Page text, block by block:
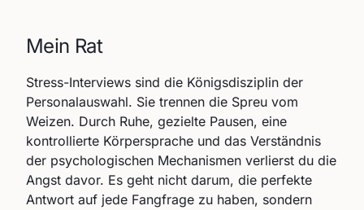
Mein Rat
Stress-Interviews sind die Königsdisziplin der
Personalauswahl. Sie trennen die Spreu vom
Weizen. Durch Ruhe, gezielte Pausen, eine
kontrollierte Körpersprache und das Verständnis
der psychologischen Mechanismen verlierst du die
Angst davor. Es geht nicht darum, die perfekte
Antwort auf jede Fangfrage zu haben, sondern